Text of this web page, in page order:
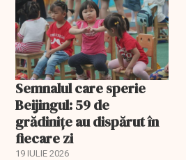
Semnalul care sperie
Beijingul: 59 de
grădinițe au dispărut în
fiecare zi
19 IULIE 2026